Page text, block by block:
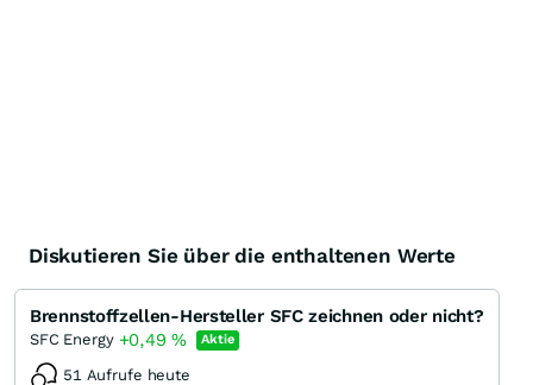
Diskutieren Sie über die enthaltenen Werte
Brennstoffzellen-Hersteller SFC zeichnen oder nicht?
SFC Energy +0,49 % Aktie
51 Aufrufe heute